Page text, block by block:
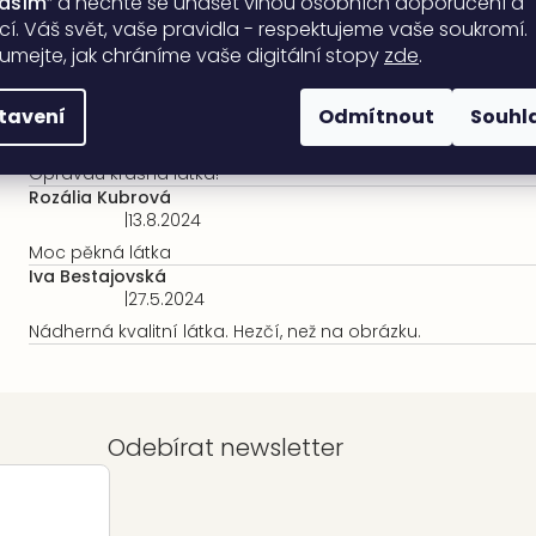
Váš svět, vaše pravidla - respektujeme vaše soukromí.
jak chráníme vaše digitální stopy zde.
Odmítnout
Mgr. Kateřina Kočvárková
Hodnocení
produktu
je
z
5
hvězdiček.
Opravdu krásná látka!
Rozália Kubrová
produktu
je
z
5
13.8.2024
Moc pěkná látka
Iva Bestajovská
produktu
hvězdiček.
27.5.2024
Nádherná kvalitní látka. Hezčí, než na obrázku.
Odebírat newsletter